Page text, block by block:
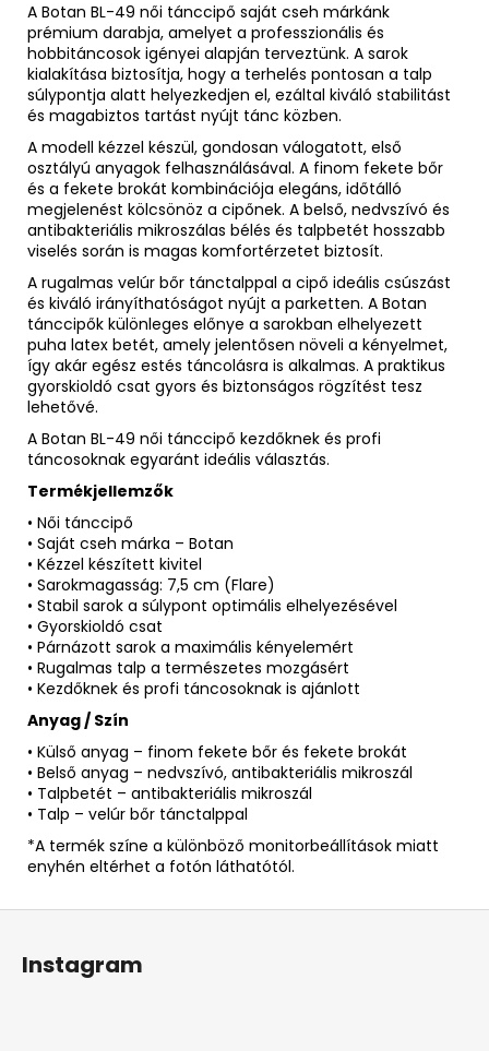
A Botan BL-49 női tánccipő saját cseh márkánk
prémium darabja, amelyet a professzionális és
hobbitáncosok igényei alapján terveztünk. A sarok
kialakítása biztosítja, hogy a terhelés pontosan a talp
súlypontja alatt helyezkedjen el, ezáltal kiváló stabilitást
és magabiztos tartást nyújt tánc közben.
A modell kézzel készül, gondosan válogatott, első
osztályú anyagok felhasználásával. A finom fekete bőr
és a fekete brokát kombinációja elegáns, időtálló
megjelenést kölcsönöz a cipőnek. A belső, nedvszívó és
antibakteriális mikroszálas bélés és talpbetét hosszabb
viselés során is magas komfortérzetet biztosít.
A rugalmas velúr bőr tánctalppal a cipő ideális csúszást
és kiváló irányíthatóságot nyújt a parketten. A Botan
tánccipők különleges előnye a sarokban elhelyezett
puha latex betét, amely jelentősen növeli a kényelmet,
így akár egész estés táncolásra is alkalmas. A praktikus
gyorskioldó csat gyors és biztonságos rögzítést tesz
lehetővé.
A Botan BL-49 női tánccipő kezdőknek és profi
táncosoknak egyaránt ideális választás.
Termékjellemzők
• Női tánccipő
• Saját cseh márka – Botan
• Kézzel készített kivitel
• Sarokmagasság: 7,5 cm (Flare)
• Stabil sarok a súlypont optimális elhelyezésével
• Gyorskioldó csat
• Párnázott sarok a maximális kényelemért
• Rugalmas talp a természetes mozgásért
• Kezdőknek és profi táncosoknak is ajánlott
Anyag / Szín
• Külső anyag – finom fekete bőr és fekete brokát
• Belső anyag – nedvszívó, antibakteriális mikroszál
• Talpbetét – antibakteriális mikroszál
• Talp – velúr bőr tánctalppal
*A termék színe a különböző monitorbeállítások miatt
enyhén eltérhet a fotón láthatótól.
Instagram